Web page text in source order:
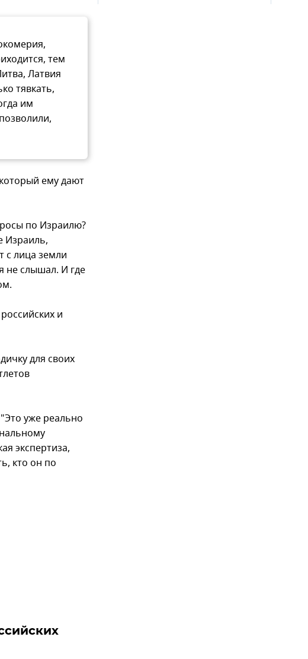
тем
Латвия
тявкать,
им
ему дают
по Израилю?
Израиль,
с лица земли
не слышал. И где
и
для своих
уже реально
экспертиза,
кто он по